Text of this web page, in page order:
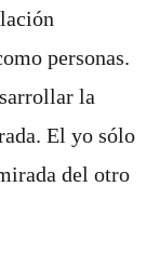
personas.
la
El yo sólo
del otro